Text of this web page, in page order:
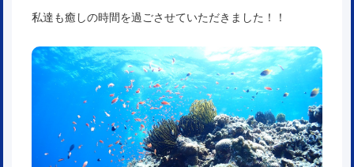
私達も癒しの時間を過ごさせていただきました！！